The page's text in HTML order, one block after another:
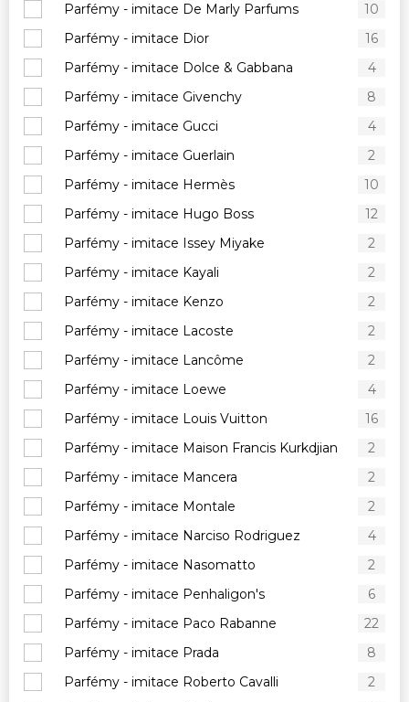
Parfémy - imitace De Marly Parfums
10
Parfémy - imitace Dior
16
Parfémy - imitace Dolce & Gabbana
4
Parfémy - imitace Givenchy
8
Parfémy - imitace Gucci
4
Parfémy - imitace Guerlain
2
Parfémy - imitace Hermès
10
Parfémy - imitace Hugo Boss
12
Parfémy - imitace Issey Miyake
2
Parfémy - imitace Kayali
2
Parfémy - imitace Kenzo
2
Parfémy - imitace Lacoste
2
Parfémy - imitace Lancôme
2
Parfémy - imitace Loewe
4
Parfémy - imitace Louis Vuitton
16
Parfémy - imitace Maison Francis Kurkdjian
2
Parfémy - imitace Mancera
2
Parfémy - imitace Montale
2
Parfémy - imitace Narciso Rodriguez
4
Parfémy - imitace Nasomatto
2
Parfémy - imitace Penhaligon's
6
Parfémy - imitace Paco Rabanne
22
Parfémy - imitace Prada
8
Parfémy - imitace Roberto Cavalli
2